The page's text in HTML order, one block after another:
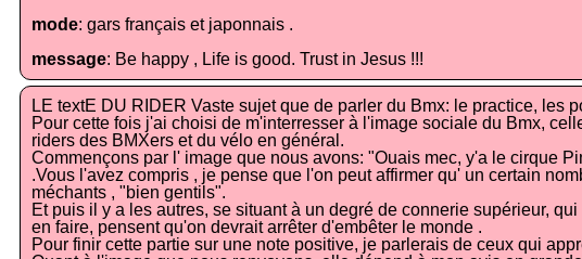
mode: gars français et japonnais .
message: Be happy , Life is good. Trust in Jesus !!!
LE textE DU RIDER Vaste sujet que de parler du Bmx: le practice, les
Pour cette fois j'ai choisi de m'interresser à l'image sociale du Bmx,
riders des BMXers et du vélo en général.
Commençons par l' image que nous avons: "Ouais mec, y'a le cirque
.Vous l'avez compris , je pense que l'on peut affirmer qu' un certain
méchants , "bien gentils".
Et puis il y a les autres, se situant à un degré de connerie supérieur,
en faire, pensent qu'on devrait arrêter d'embêter le monde .
Pour finir cette partie sur une note positive, je parlerais de ceux qui